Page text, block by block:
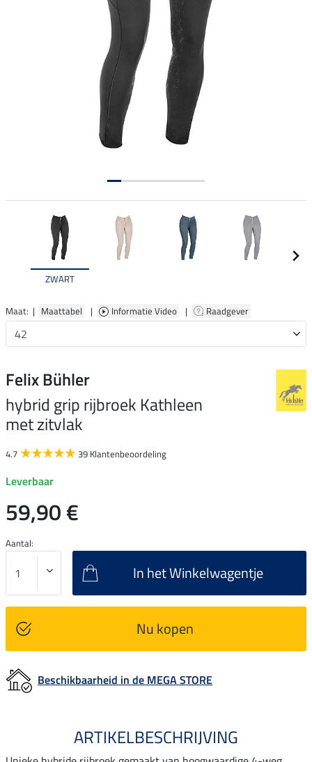
ZWART
Maat: | Maattabel | Informatie Video | Raadgever
Felix Bühler
hybrid grip rijbroek Kathleen
met zitvlak
4.7 39 Klantenbeoordeling
Leverbaar
59,90 €
Aantal:
In het Winkelwagentje
Nu kopen
Beschikbaarheid in de MEGA STORE
ARTIKELBESCHRIJVING